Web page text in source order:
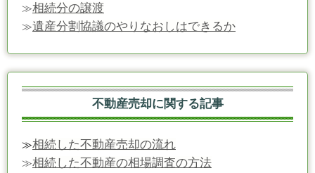
≫相続分の譲渡
≫遺産分割協議のやりなおしはできるか
不動産売却に関する記事
≫相続した不動産売却の流れ
≫相続した不動産の相場調査の方法